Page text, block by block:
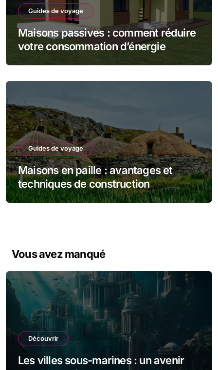
Guides de voyage
Maisons passives : comment réduire
votre consommation d’énergie
Guides de voyage
Maisons en paille : avantages et
techniques de construction
Vous avez manqué
Découvrir
Les villes sous-marines : un avenir